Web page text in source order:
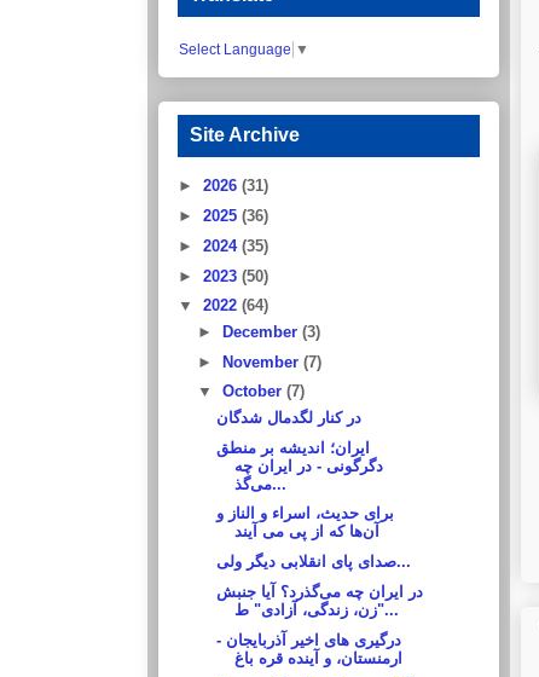
Select Language ▼
Site Archive
► 2026 (31)
► 2025 (36)
► 2024 (35)
► 2023 (50)
▼ 2022 (64)
►
December (3)
► November (7)
▼ October (7)
در کنار لگدمال شدگان
ایران؛ اندیشه بر منطق
دگرگونی‌ - در ایران چه
می‌گذ...
برای حدیث، اسراء و الناز و
آن‌ها که از پی می آیند
صدای پای انقلابی دیگر ولی...
در ایران چه می‌گذرد؟ آیا جنبش
"زن، زندگی، آزادی" ط...
درگیری های اخیر آذربایجان -
ارمنستان، و آینده قره باغ